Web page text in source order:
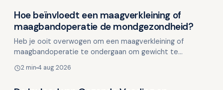
Voeding en mondgezondheid
Hoe beïnvloedt een maagverkleining of
maagbandoperatie de mondgezondheid?
Heb je ooit overwogen om een maagverkleining of
maagbandoperatie te ondergaan om gewicht te
om je te hel…
2 min 4 aug 2026